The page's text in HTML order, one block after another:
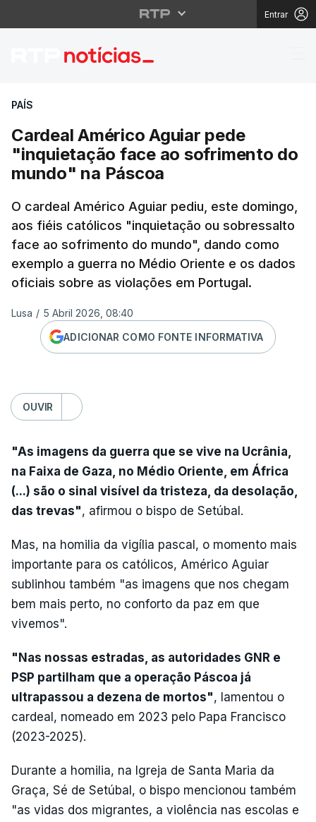
Entrar
Cardeal Américo
PAÍS
Cardeal Américo Aguiar pede
"inquietação face ao sofrimento do
mundo" na Páscoa
O cardeal Américo Aguiar pediu, este domingo,
aos fiéis católicos "inquietação ou sobressalto
face ao sofrimento do mundo", dando como
exemplo a guerra no Médio Oriente e os dados
oficiais sobre as violações em Portugal.
Lusa / 5 Abril 2026, 08:40
ADICIONAR COMO FONTE INFORMATIVA
OUVIR
"As imagens da guerra que se vive na Ucrânia,
na Faixa de Gaza, no Médio Oriente, em África
(...) são o sinal visível da tristeza, da desolação,
das trevas", afirmou o bispo de Setúbal.
Mas, na homilia da vigília pascal, o momento mais
importante para os católicos, Américo Aguiar
sublinhou também "as imagens que nos chegam
bem mais perto, no conforto da paz em que
vivemos".
"Nas nossas estradas, as autoridades GNR e
PSP partilham que a operação Páscoa já
ultrapassou a dezena de mortos", lamentou o
cardeal, nomeado em 2023 pelo Papa Francisco
(2023-2025).
Durante a homilia, na Igreja de Santa Maria da
Graça, Sé de Setúbal, o bispo mencionou também
"as vidas dos migrantes, a violência nas escolas e